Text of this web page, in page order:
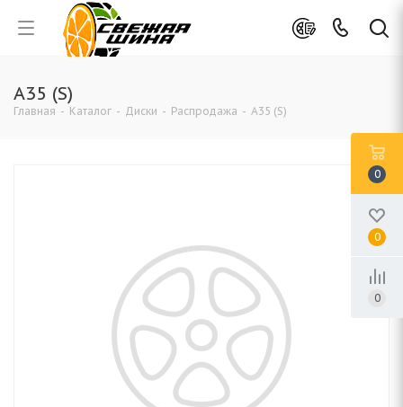
A35 (S)
Главная - Каталог - Диски - Распродажа - A35 (S)
0
0
0